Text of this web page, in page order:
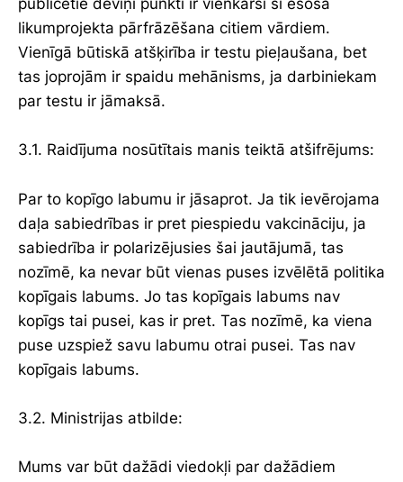
publicētie deviņi punkti ir vienkārši šī esošā
likumprojekta pārfrāzēšana citiem vārdiem.
Vienīgā būtiskā atšķirība ir testu pieļaušana, bet
tas joprojām ir spaidu mehānisms, ja darbiniekam
par testu ir jāmaksā.
3.1. Raidījuma nosūtītais manis teiktā atšifrējums:
Par to kopīgo labumu ir jāsaprot. Ja tik ievērojama
daļa sabiedrības ir pret piespiedu vakcināciju, ja
sabiedrība ir polarizējusies šai jautājumā, tas
nozīmē, ka nevar būt vienas puses izvēlētā politika
kopīgais labums. Jo tas kopīgais labums nav
kopīgs tai pusei, kas ir pret. Tas nozīmē, ka viena
puse uzspiež savu labumu otrai pusei. Tas nav
kopīgais labums.
3.2. Ministrijas atbilde:
Mums var būt dažādi viedokļi par dažādiem